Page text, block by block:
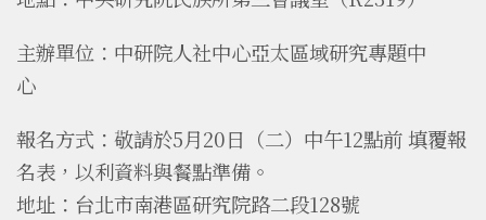
主辦單位：中研院人社中心亞太區域研究專題中
心
報名方式： 敬請於5月20日（二）中午12點前 填覆報
名表，以利資料與餐點準備。
地址：台北市南港區研究院路二段128號